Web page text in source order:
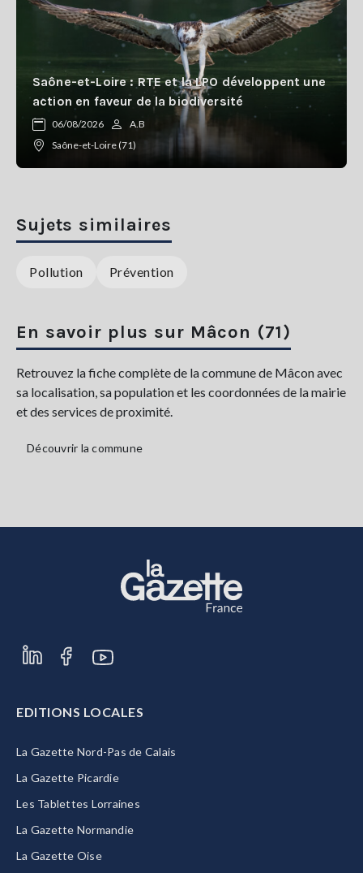
Saône-et-Loire : RTE et la LPO développent une
action en faveur de la biodiversité
06/08/2026
A.B
Saône-et-Loire (71)
Sujets similaires
Pollution Prévention
En savoir plus sur Mâcon (71)
Retrouvez la fiche complète de la commune de Mâcon avec
sa localisation, sa population et les coordonnées de la mairie
et des services de proximité.
Découvrir la commune
EDITIONS LOCALES
La Gazette Nord-Pas de Calais
La Gazette Picardie
Les Tablettes Lorraines
La Gazette Normandie
La Gazette Oise